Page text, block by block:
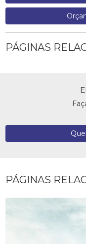
PÁGINAS
PÁGINAS